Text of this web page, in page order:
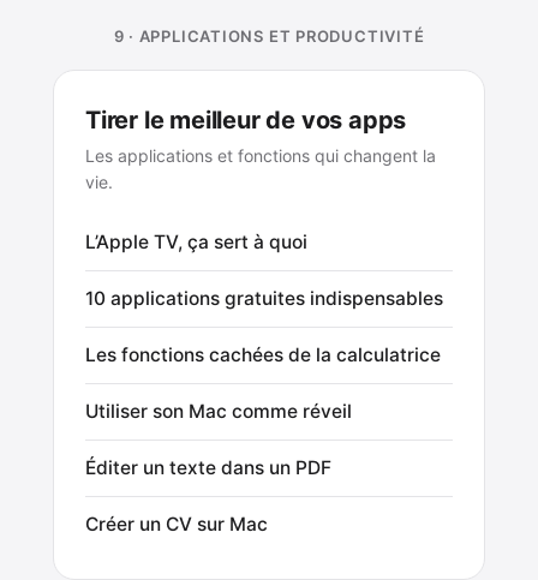
9 · APPLICATIONS ET PRODUCTIVITÉ
Tirer le meilleur de vos apps
Les applications et fonctions qui changent la
vie.
L’Apple TV, ça sert à quoi
10 applications gratuites indispensables
Les fonctions cachées de la calculatrice
Utiliser son Mac comme réveil
Éditer un texte dans un PDF
Créer un CV sur Mac